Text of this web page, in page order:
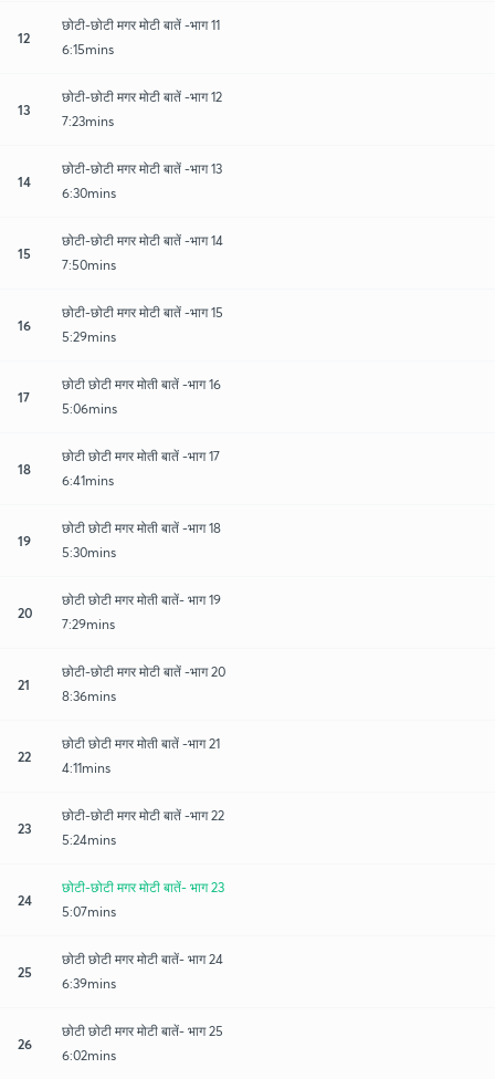
12
छोटी-छोटी मगर मोटी बातें -भाग 11
6:15mins
13
छोटी-छोटी मगर मोटी बातें -भाग 12
7:23mins
14
छोटी-छोटी मगर मोटी बातें -भाग 13
6:30mins
15
छोटी-छोटी मगर मोटी बातें -भाग 14
7:50mins
16
छोटी-छोटी मगर मोटी बातें -भाग 15
5:29mins
17
छोटी छोटी मगर मोती बातें -भाग 16
5:06mins
18
छोटी छोटी मगर मोती बातें -भाग 17
6:41mins
19
छोटी छोटी मगर मोती बातें -भाग 18
5:30mins
20
छोटी छोटी मगर मोती बातें- भाग 19
7:29mins
21
छोटी-छोटी मगर मोटी बातें -भाग 20
8:36mins
22
छोटी छोटी मगर मोती बातें -भाग 21
4:11mins
23
छोटी-छोटी मगर मोटी बातें -भाग 22
5:24mins
24
छोटी-छोटी मगर मोटी बातें- भाग 23
5:07mins
25
छोटी छोटी मगर मोटी बातें- भाग 24
6:39mins
26
छोटी छोटी मगर मोटी बातें- भाग 25
6:02mins